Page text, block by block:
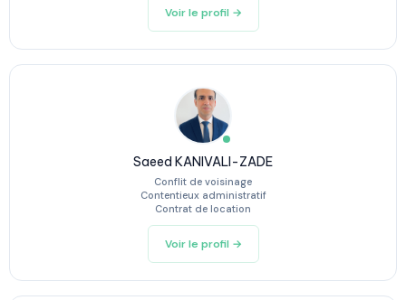
Voir le profil →
Saeed KANIVALI-ZADE
Conflit de voisinage
Contentieux administratif
Contrat de location
Voir le profil →